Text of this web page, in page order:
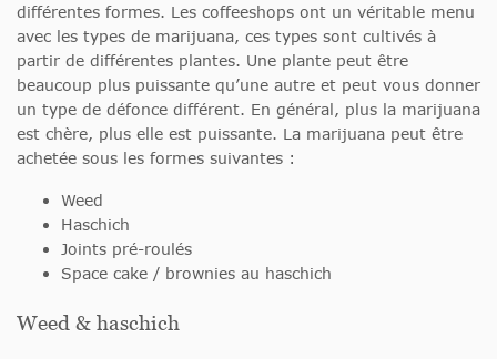
différentes formes. Les coffeeshops ont un véritable menu
avec les types de marijuana, ces types sont cultivés à
partir de différentes plantes. Une plante peut être
beaucoup plus puissante qu’une autre et peut vous donner
un type de défonce différent. En général, plus la marijuana
est chère, plus elle est puissante. La marijuana peut être
achetée sous les formes suivantes :
Weed
Haschich
Joints pré-roulés
Space cake / brownies au haschich
Weed & haschich